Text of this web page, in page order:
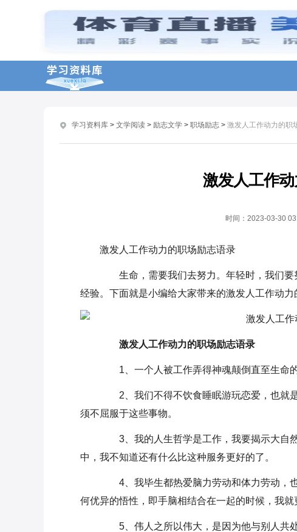
学习资料库 > 文学阅读 > 励志文学 > 职场励志 > 激发人工作动力的职
激发人工作
时间： 2023-03-30
激发人工作动力的职场励志语录
生命，需要我们去努力。年轻时，我们要
经验。下面就是小编给大家带来的激发人工作动
激发人工作动力的职场励志语录
1、一个人被工作弄得神魂颠倒直至生命的
2、我们不得不饮食睡眠游玩恋爱，也就
须不屈服于这些事物。
3、我的人生哲学是工作，我要揭示大自
中，我不知道还有什么比这种服务更好的了。
4、我毕生都热爱脑力劳动和体力劳动，
何优异的悟性，即手脑相结合在一起的时候，我就
5、伟人之所以伟大，是因为他与别人共处